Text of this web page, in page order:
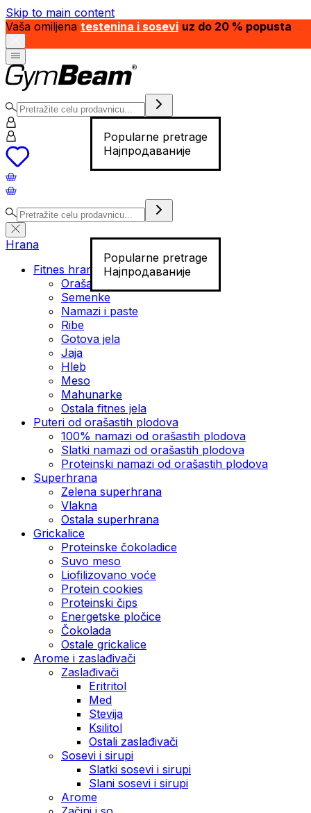
Skip to main content
Vaša omiljena testenina i sosevi uz do 20 % popusta
Popularne pretrage
Најпродаваније
Popularne pretrage
Најпродаваније
Hrana
Fitnes hrana
Orašasti plodovi
Semenke
Namazi i paste
Ribe
Gotova jela
Јаја
Hleb
Meso
Mahunarke
Ostala fitnes jela
Puteri od orašastih plodova
100% namazi od orašastih plodova
Slatki namazi od orašastih plodova
Proteinski namazi od orašastih plodova
Superhrana
Zelena superhrana
Vlakna
Ostala superhrana
Grickalice
Proteinske čokoladice
Suvo meso
Liofilizovano voće
Protein cookies
Proteinski čips
Energetske pločice
Čokolada
Ostale grickalice
Arome i zaslađivači
Zaslađivači
Eritritol
Med
Stevija
Ksilitol
Ostali zaslađivači
Sosevi i sirupi
Slatki sosevi i sirupi
Slani sosevi i sirupi
Arome